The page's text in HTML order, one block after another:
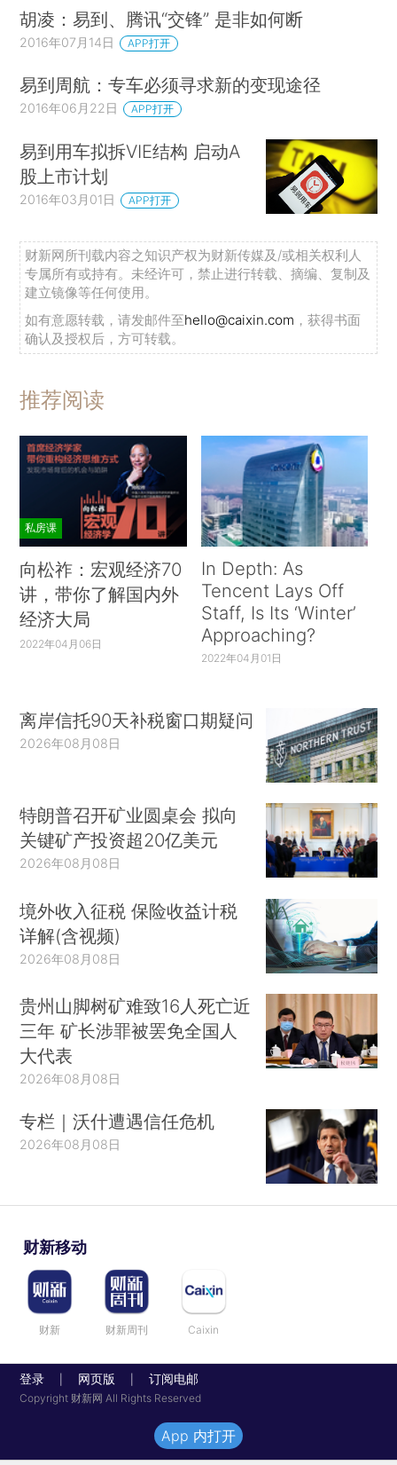
胡凌：易到、腾讯“交锋” 是非如何断
2016年07月14日 APP打开
易到周航：专车必须寻求新的变现途径
2016年06月22日 APP打开
易到用车拟拆VIE结构 启动A
股上市计划
2016年03月01日 APP打开
财新网所刊载内容之知识产权为财新传媒及/或相关权利人
专属所有或持有。未经许可，禁止进行转载、摘编、复制及
建立镜像等任何使用。
如有意愿转载，请发邮件至hello@caixin.com ，获得书面
确认及授权后，方可转载。
推荐阅读
私房课
向松祚：宏观经济70
讲，带你了解国内外
经济大局
2022年04月06日
In Depth: As
Tencent Lays Off
Staff, Is Its ‘Winter’
Approaching?
2022年04月01日
离岸信托90天补税窗口期疑问
2026年08月08日
特朗普召开矿业圆桌会 拟向
关键矿产投资超20亿美元
2026年08月08日
境外收入征税 保险收益计税
详解(含视频)
2026年08月08日
贵州山脚树矿难致16人死亡近
三年 矿长涉罪被罢免全国人
大代表
2026年08月08日
专栏｜沃什遭遇信任危机
2026年08月08日
财新移动
财新 财新周刊 Caixin
登录 网页版 订阅电邮
Copyright 财新网 All Rights Reserved
App 内打开